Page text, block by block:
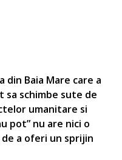
din Baia Mare care a
schimbe sute de
umanitare si
pot” nu are nici o
a oferi un sprijin